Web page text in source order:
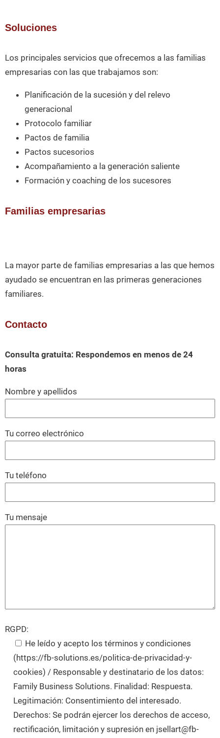
Soluciones
Los principales servicios que ofrecemos a las familias
empresarias con las que trabajamos son:
Planificación de la sucesión y del relevo
generacional
Protocolo familiar
Pactos de familia
Pactos sucesorios
Acompañamiento a la generación saliente
Formación y coaching de los sucesores
Familias empresarias
La mayor parte de familias empresarias a las que hemos
ayudado se encuentran en las primeras generaciones
familiares.
Contacto
Consulta gratuita: Respondemos en menos de 24
horas
Nombre y apellidos
Tu correo electrónico
Tu teléfono
Tu mensaje
RGPD:
He leído y acepto los términos y condiciones
(https://fb-solutions.es/politica-de-privacidad-y-
cookies) / Responsable y destinatario de los datos:
Family Business Solutions. Finalidad: Respuesta.
Legitimación: Consentimiento del interesado.
Derechos: Se podrán ejercer los derechos de acceso,
rectificación, limitación y supresión en jsellart@fb-